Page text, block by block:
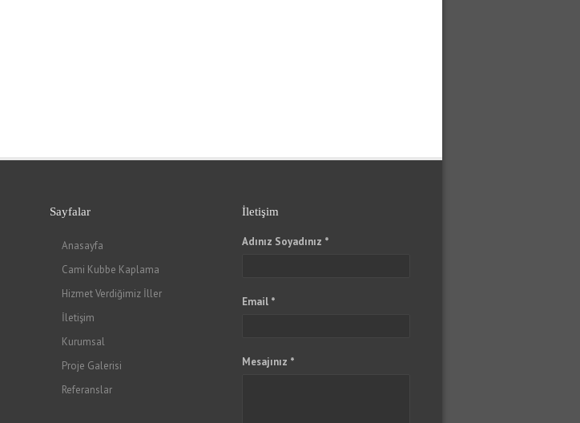
Sayfalar
Anasayfa
Cami Kubbe Kaplama
Hizmet Verdiğimiz İller
İletişim
Kurumsal
Proje Galerisi
Referanslar
İletişim
Adınız Soyadınız *
Email *
Mesajınız *